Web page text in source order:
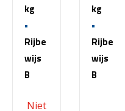
kg
Rijbe
wijs
B
kg
Rijbe
wijs
B